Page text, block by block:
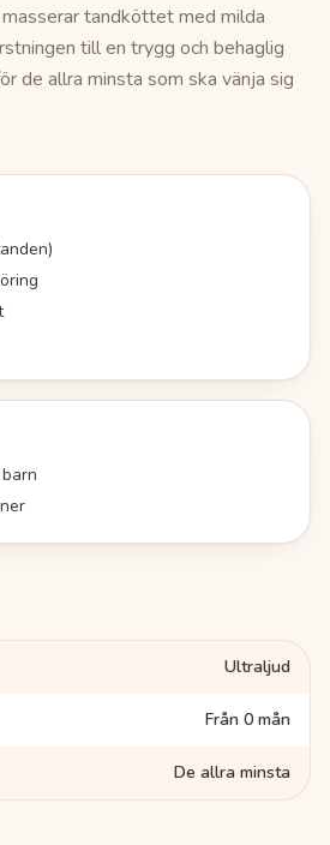
tandköttet med milda
till en trygg och behaglig
de allra minsta som ska vänja sig
Ultraljud
Från 0 mån
De allra minsta